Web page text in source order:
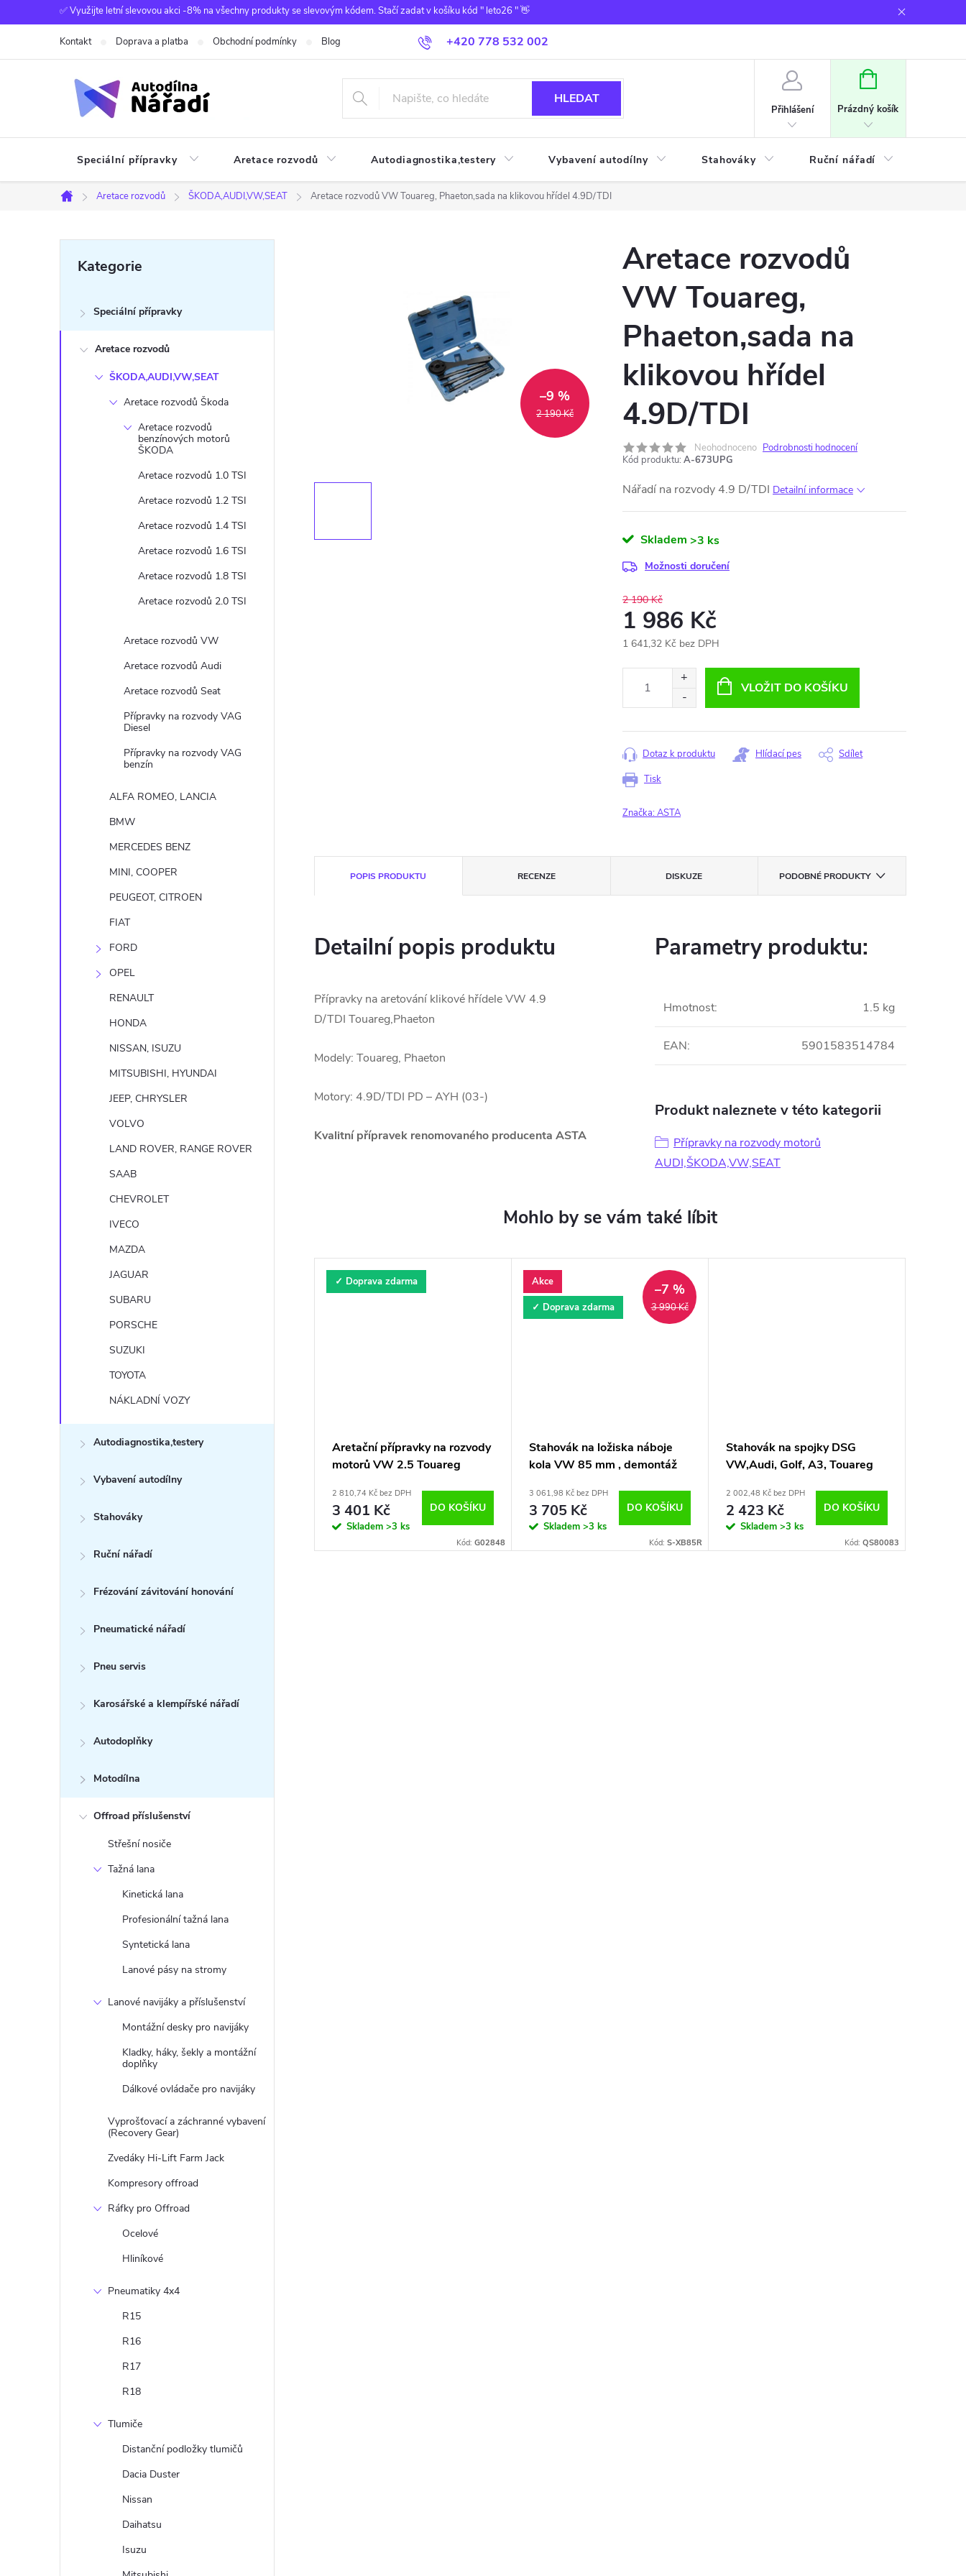
na
✅ Využijte letní slevovou akci -8% na všechny produkty se slevovým kódem. Stačí zadat v košíku kód " leto26 " 👋
+420 778 532 002
Kontakt Doprava a platba Obchodní podmínky Blog
HLEDAT
Přihlášení
NÁKUPNÍ
Prázdný košík
Speciální přípravky Aretace rozvodů Autodiagnostika,testery Vybavení autodílny Stahováky Ruční nářadí
Domů
Aretace rozvodů ŠKODA,AUDI,VW,SEAT Aretace rozvodů VW Touareg, Phaeton,sada na klikovou hřídel 4.9D/TDI
s
kategorie
Kategorie
Speciální přípravky
Aretace rozvodů
ŠKODA,AUDI,VW,SEAT
Aretace rozvodů Škoda
Aretace rozvodů
benzínových motorů
ŠKODA
Aretace rozvodů 1.0 TSI
Aretace rozvodů 1.2 TSI
Aretace rozvodů 1.4 TSI
Aretace rozvodů 1.6 TSI
Aretace rozvodů 1.8 TSI
Aretace rozvodů 2.0 TSI
Aretace rozvodů VW
Aretace rozvodů Audi
Aretace rozvodů Seat
Přípravky na rozvody VAG
Diesel
Přípravky na rozvody VAG
benzín
ALFA ROMEO, LANCIA
BMW
MERCEDES BENZ
MINI, COOPER
PEUGEOT, CITROEN
FIAT
FORD
OPEL
RENAULT
HONDA
NISSAN, ISUZU
MITSUBISHI, HYUNDAI
JEEP, CHRYSLER
VOLVO
LAND ROVER, RANGE ROVER
SAAB
CHEVROLET
IVECO
MAZDA
JAGUAR
SUBARU
PORSCHE
SUZUKI
TOYOTA
NÁKLADNÍ VOZY
Autodiagnostika,testery
Vybavení autodílny
Stahováky
Ruční nářadí
Frézování závitování honování
Pneumatické nářadí
Pneu servis
Karosářské a klempířské nářadí
Autodoplňky
Motodílna
Offroad příslušenství
Střešní nosiče
Tažná lana
Kinetická lana
Profesionální tažná lana
Syntetická lana
Lanové pásy na stromy
Lanové navijáky a příslušenství
Montážní desky pro navijáky
Kladky, háky, šekly a montážní
doplňky
Dálkové ovládače pro navijáky
Vyprošťovací a záchranné vybavení
(Recovery Gear)
Zvedáky Hi-Lift Farm Jack
Kompresory offroad
Ráfky pro Offroad
Ocelové
Hliníkové
Pneumatiky 4x4
R15
R16
R17
R18
Tlumiče
Distanční podložky tlumičů
Dacia Duster
Nissan
Daihatsu
Isuzu
2 190 Kč
–9 %
Aretace rozvodů
VW Touareg,
Phaeton,sada na
klikovou hřídel
4.9D/TDI
Neohodnoceno Podrobnosti hodnocení
Kód produktu: A-673UPG
Nářadí na rozvody 4.9 D/TDI Detailní informace
Skladem >3 ks
Možnosti doručení
2 190 Kč
1 986 Kč
1 641,32 Kč bez DPH
VLOŽIT DO KOŠÍKU
Tisk
Dotaz k produktu Hlídací pes Sdílet
Značka:ASTA
POPIS PRODUKTU RECENZE DISKUZE PODOBNÉ PRODUKTY
Detailní popis produktu
Přípravky na aretování klikové hřídele VW 4.9
D/TDI Touareg,Phaeton
Modely: Touareg, Phaeton
Motory: 4.9D/TDI PD – AYH (03-)
Kvalitní přípravek renomovaného producenta ASTA
Parametry produktu:
Hmotnost: 1.5 kg
EAN: 5901583514784
Produkt naleznete v této kategorii
Přípravky na rozvody motorů
AUDI,ŠKODA,VW,SEAT
✓ Doprava zdarma
Aretační přípravky na rozvody
motorů VW 2.5 Touareg
2 810,74 Kč bez DPH
3 401 Kč
Skladem >3 ks
DO KOŠÍKU
Kód: G02848
Akce
✓ Doprava zdarma
3 990 Kč
–7 %
Stahovák na ložiska náboje
kola VW 85 mm , demontáž
TOUAREG, TRANSPORTER,
MULTIVAN
3 061,98 Kč bez DPH
3 705 Kč
Skladem >3 ks
DO KOŠÍKU
Kód: S-XB85R
Stahovák na spojky DSG
VW,Audi, Golf, A3, Touareg
2 002,48 Kč bez DPH
2 423 Kč
Skladem >3 ks
DO KOŠÍKU
Kód: QS80083